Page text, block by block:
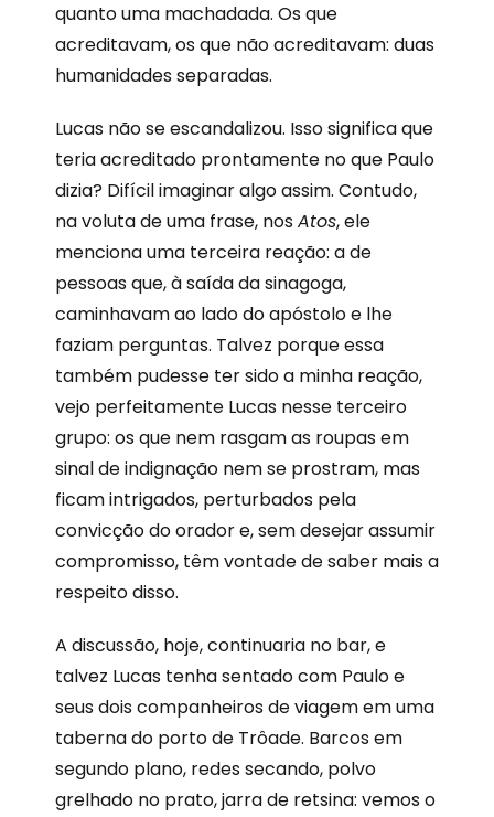
quanto uma machadada. Os que
acreditavam, os que não acreditavam: duas
humanidades separadas.
Lucas não se escandalizou. Isso significa que
teria acreditado prontamente no que Paulo
dizia? Difícil imaginar algo assim. Contudo,
na voluta de uma frase, nosAtos, ele
menciona uma terceira reação: a de
pessoas que, à saída da sinagoga,
caminhavam ao lado do apóstolo e lhe
faziam perguntas. Talvez porque essa
também pudesse ter sido a minha reação,
vejo perfeitamente Lucas nesse terceiro
grupo: os que nem rasgam as roupas em
sinal de indignação nem se prostram, mas
ficam intrigados, perturbados pela
convicção do orador e, sem desejar assumir
compromisso, têm vontade de saber mais a
respeito disso.
A discussão, hoje, continuaria no bar, e
talvez Lucas tenha sentado com Paulo e
seus dois companheiros de viagem em uma
taberna do porto de Trôade. Barcos em
segundo plano, redes secando, polvo
grelhado no prato, jarra de retsina: vemos o